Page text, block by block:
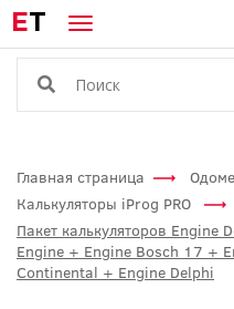
ET
Главная страница
Калькуляторы iProg PRO
Пакет калькуляторов Engine
Engine + Engine Bosch 17 +
Continental + Engine Delphi